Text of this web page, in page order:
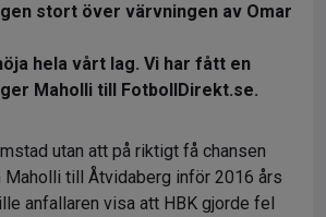
stort över värvningen av Omar
hela vårt lag. Vi har fått en
Maholli till FotbollDirekt.se.
utan att på riktigt få chansen
Maholli till Åtvidaberg inför 2016 års
anfallaren visa att HBK gjorde fel